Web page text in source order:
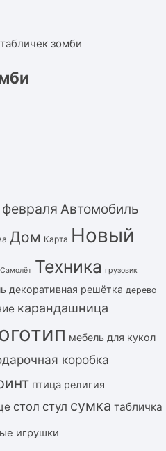
Автомобиль
Дом Карта Новый
Самолёт Техника грузовик
декоративная решётка дерево
карандашница
мебель для кукол
коробка
птица религия
стол стул сумка табличка
игрушки